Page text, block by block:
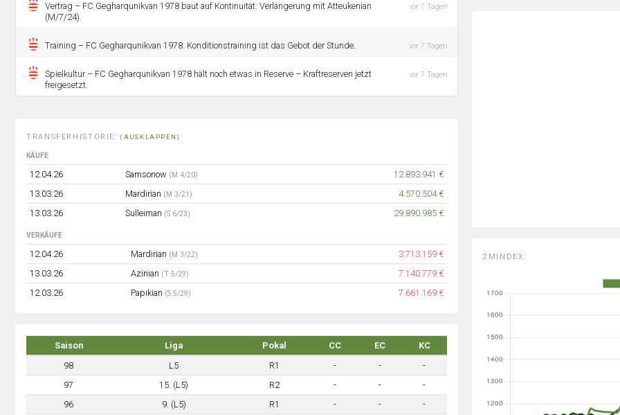
Vertrag – FC Gegharqunikvan 1978 baut auf Kontinuität: Verlängerung mit Atteukenian
(M/7/24).
vor 7 Tagen
Training – FC Gegharqunikvan 1978: Konditionstraining ist das Gebot der Stunde. vor 7 Tagen
Spielkultur – FC Gegharqunikvan 1978 hält noch etwas in Reserve – Kraftreserven jetzt
freigesetzt.
vor 7 Tagen
TRANSFERHISTORIE:(AUSKLAPPEN)
KÄUFE
12.04.26 Samsonow (M 4/20)
12.893.941 €
13.03.26
Mardirian (M 3/21)
4.570.504 €
13.03.26
Sulleiman (S 6/23) 29.890.985 €
VERKÄUFE
12.04.26 Mardirian (M 3/22)
3.713.159 €
13.03.26
Azinian (T 5/29)
7.140.779 €
12.03.26
Papikian (S 5/29) 7.661.169 €
Saison Liga Pokal CC EC
KC
98
L5 R1 - -
-
97
15. (L5) R2 - -
-
96
9. (L5) R1 - -
-
2MINDEX: